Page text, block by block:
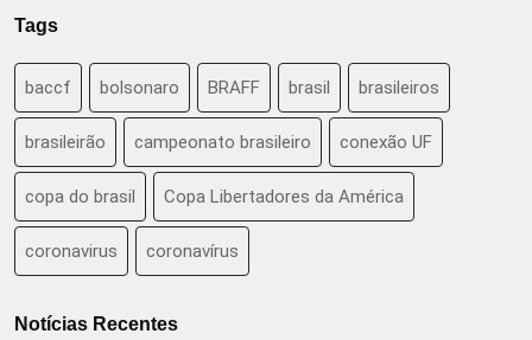
Tags
baccf bolsonaro BRAFF brasil brasileiros
brasileirão campeonato brasileiro conexão UF
copa do brasil Copa Libertadores da América
coronavirus coronavírus
Notícias Recentes